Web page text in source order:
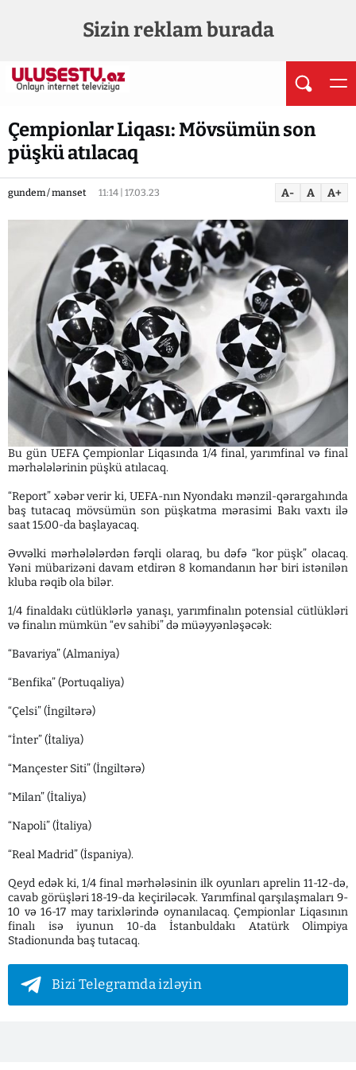
Sizin reklam burada
Çempionlar Liqası: Mövsümün son
püşkü atılacaq
gundem / manset 11:14 | 17.03.23 A- A A+
Bu gün UEFA Çempionlar Liqasında 1/4 final, yarımfinal və final
mərhələlərinin püşkü atılacaq.
“Report” xəbər verir ki, UEFA-nın Nyondakı mənzil-qərargahında
baş tutacaq mövsümün son püşkatma mərasimi Bakı vaxtı ilə
saat 15:00-da başlayacaq.
Əvvəlki mərhələlərdən fərqli olaraq, bu dəfə “kor püşk” olacaq.
Yəni mübarizəni davam etdirən 8 komandanın hər biri istənilən
kluba rəqib ola bilər.
1/4 finaldakı cütlüklərlə yanaşı, yarımfinalın potensial cütlükləri
və finalın mümkün “ev sahibi” də müəyyənləşəcək:
“Bavariya” (Almaniya)
“Benfika” (Portuqaliya)
“Çelsi” (İngiltərə)
“İnter” (İtaliya)
“Mançester Siti” (İngiltərə)
“Milan” (İtaliya)
“Napoli” (İtaliya)
“Real Madrid” (İspaniya).
Qeyd edək ki, 1/4 final mərhələsinin ilk oyunları aprelin 11-12-də,
cavab görüşləri 18-19-da keçiriləcək. Yarımfinal qarşılaşmaları 9-
10 və 16-17 may tarixlərində oynanılacaq. Çempionlar Liqasının
finalı isə iyunun 10-da İstanbuldakı Atatürk Olimpiya
Stadionunda baş tutacaq.
Bizi Telegramda izləyin